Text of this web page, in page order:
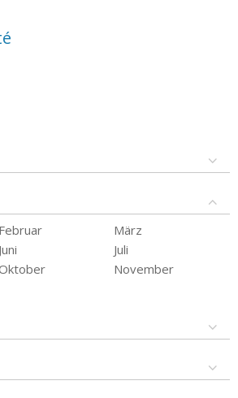
Februar
März
Juni
Juli
November